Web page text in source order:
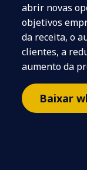
abrir novas
objetivos
da receita, o
clientes, a
aumento da
Baixar